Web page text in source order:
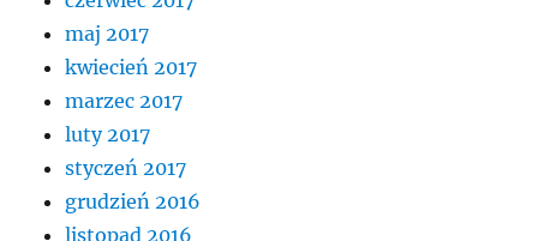
maj 2017
kwiecień 2017
marzec 2017
luty 2017
styczeń 2017
grudzień 2016
listopad 2016